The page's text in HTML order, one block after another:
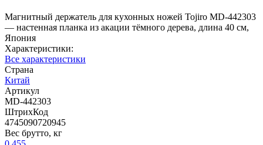
Магнитный держатель для кухонных ножей Tojiro MD-442303
— настенная планка из акации тёмного дерева, длина 40 см,
Япония
Характеристики:
Все характеристики
Страна
Китай
Артикул
MD-442303
ШтрихКод
4745090720945
Вес брутто, кг